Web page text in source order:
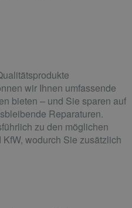
wir Ihnen umfassende
bieten – und Sie sparen auf
Reparaturen.
zu den möglichen
wodurch Sie zusätzlich